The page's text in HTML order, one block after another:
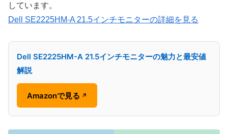
しています。
Dell SE2225HM-A 21.5インチモニターの詳細を見る
Dell SE2225HM-A 21.5インチモニターの魅力と最安値
解説
Amazonで見る ↗